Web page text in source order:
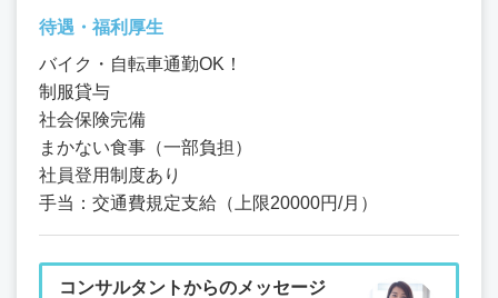
待遇・福利厚生
バイク・自転車通勤OK！
制服貸与
社会保険完備
まかない食事（一部負担）
社員登用制度あり
手当：交通費規定支給（上限20000円/月）
コンサルタントからのメッセージ